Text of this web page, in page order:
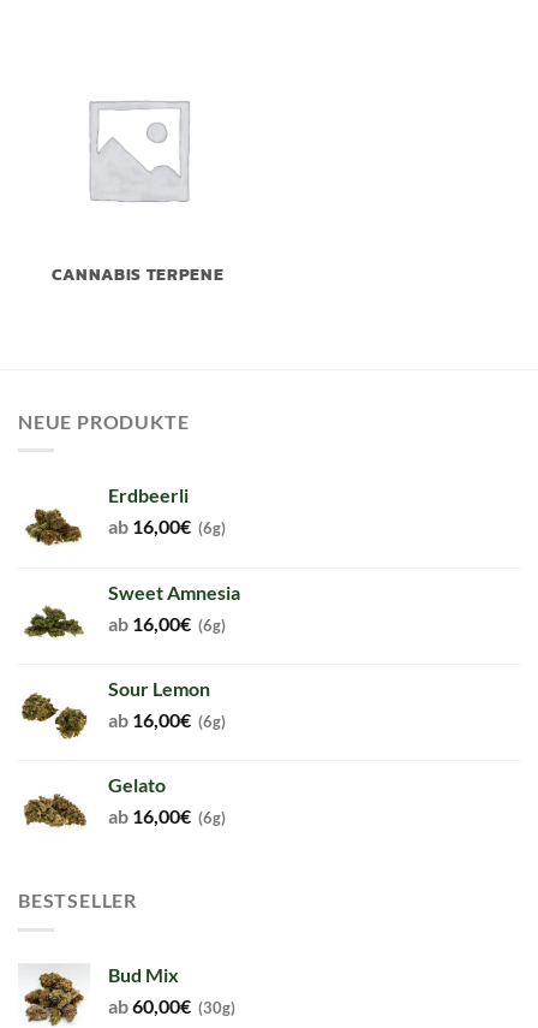
CANNABIS TERPENE
NEUE PRODUKTE
Erdbeerli
ab 16,00€ (6g)
Sweet Amnesia
ab 16,00€ (6g)
Sour Lemon
ab 16,00€ (6g)
Gelato
ab 16,00€ (6g)
BESTSELLER
Bud Mix
ab60,00€ (30g)